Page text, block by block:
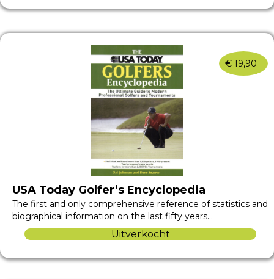
€ 19,90
USA Today Golfer’s Encyclopedia
The first and only comprehensive reference of statistics and
biographical information on the last fifty years…
Uitverkocht